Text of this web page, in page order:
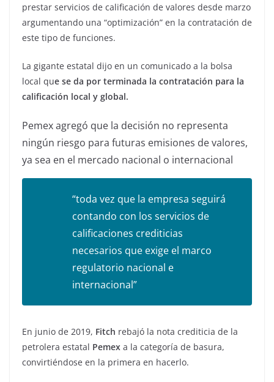
prestar servicios de calificación de valores desde marzo
argumentando una “optimización” en la contratación de
este tipo de funciones.
La gigante estatal dijo en un comunicado a la bolsa
local que se da por terminada la contratación para la
calificación local y global.
Pemex agregó que la decisión no representa
ningún riesgo para futuras emisiones de valores,
ya sea en el mercado nacional o internacional
“toda vez que la empresa seguirá
contando con los servicios de
calificaciones crediticias
necesarios que exige el marco
regulatorio nacional e
internacional”
En junio de 2019, Fitch rebajó la nota crediticia de la
petrolera estatal Pemex a la categoría de basura,
convirtiéndose en la primera en hacerlo.